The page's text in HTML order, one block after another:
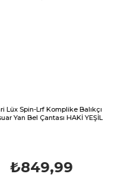
Balıkçı
HAKİ YEŞİL
Owner Cultiva
4x 150mt